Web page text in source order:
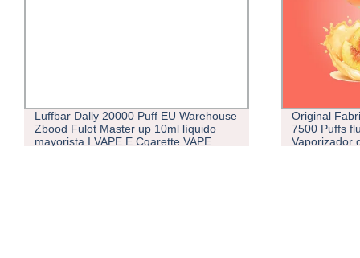
Luffbar Dally 20000 Puff EU Warehouse
Zbood Fulot Master up 10ml líquido
mayorista I VAPE E Cgarette VAPE
Original
7500 Puffs
Vaporizador